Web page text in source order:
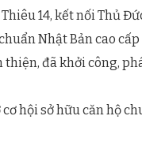
14, kết nối Thủ
Nhật Bản cao
thiện, đã khởi công,
hội sở hữu căn hộ